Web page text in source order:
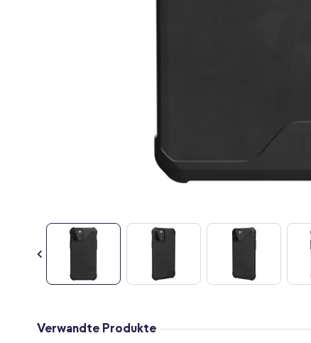
Anfang
der
Verwandte Produkte